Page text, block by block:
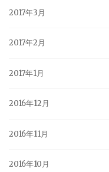
2017年3月
2017年2月
2017年1月
2016年12月
2016年11月
2016年10月